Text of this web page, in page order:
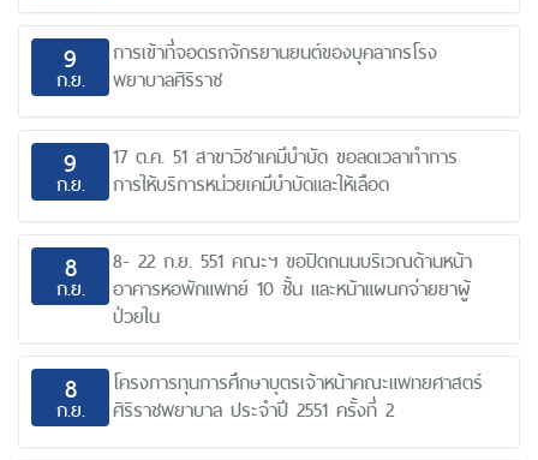
9
ก.ย.
การเข้าที่จอดรถจักรยานยนต์ของบุคลากรโรง
พยาบาลศิริราช
9
ก.ย.
17 ต.ค. 51 สาขาวิชาเคมีบำบัด ขอลดเวลาทำการ
การให้บริการหน่วยเคมีบำบัดและให้เลือด
8
ก.ย.
8- 22 ก.ย. 551 คณะฯ ขอปิดถนนบริเวณด้านหน้า
อาคารหอพักแพทย์ 10 ชั้น และหน้าแผนกจ่ายยาผู้
ป่วยใน
8
ก.ย.
โครงการทุนการศึกษาบุตรเจ้าหน้าคณะแพทยศาสตร์
ศิริราชพยาบาล ประจำปี 2551 ครั้งที่ 2